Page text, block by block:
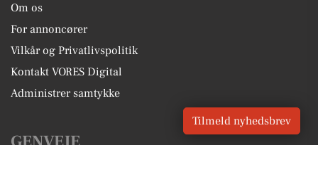
Om os
For annoncører
Vilkår og Privatlivspolitik
Kontakt VORES Digital
Administrer samtykke
GENVEJE
Tilmeld nyhedsbrev